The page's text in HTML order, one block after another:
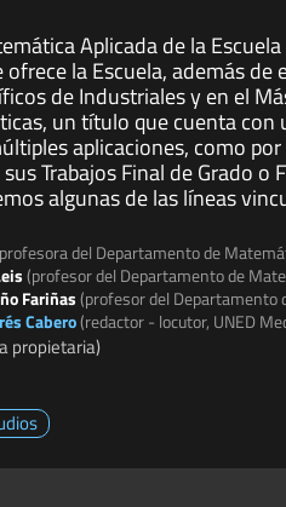
Aplicada de la
la Escuela, además
de Industriales y en el
un título que cuenta
aplicaciones, como
Trabajos Final de Grado
algunas de las líneas
del Departamento de
(profesor del Departamento de
Fariñas(profesor del Departamento
Cabero(redactor - locutor, UNED
propietaria)